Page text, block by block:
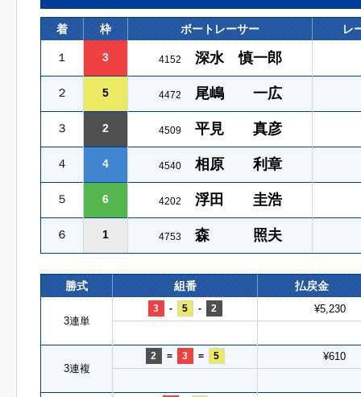
着 枠 ボートレーサー レ
１ 3 4152 深水 慎一郎
２ 5 4472 尾嶋 一広
３ 2 4509 平見 真彦
４ 4 4540 相原 利章
５ 6 4202 浮田 圭浩
６ 1 4753 森 照夫
勝式 組番 払戻金
3連単
3 - 5 - 2 ¥5,230
3連複
2 = 3 = 5 ¥610